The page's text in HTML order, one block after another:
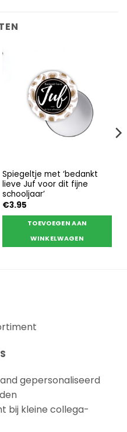
Spiegeltje met ‘bedankt
lieve Juf voor dit fijne
schooljaar’
€3.95
TOEVOEGEN AAN
WINKELWAGEN
gepersonaliseerd
bij kleine collega-